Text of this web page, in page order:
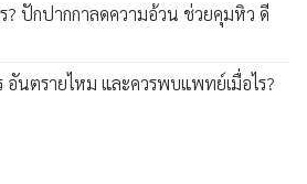
? ปักปากกาลดความอ้วน ช่วยคุมหิว ดี
อันตรายไหม และควรพบแพทย์เมื่อไร?